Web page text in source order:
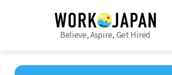
Believe, Aspire, Get Hired